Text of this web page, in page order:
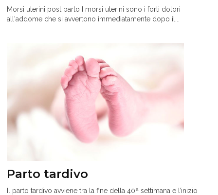
Morsi uterini post parto I morsi uterini sono i forti dolori
all'addome che si avvertono immediatamente dopo il...
Parto tardivo
Il parto tardivo avviene tra la fine della 40ª settimana e l’inizio